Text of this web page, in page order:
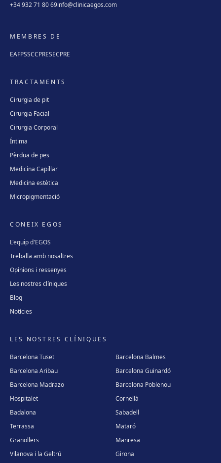
+34 932 71 80 69info@clinicaegos.com
MEMBRES DE
EAFPSSCCPRESECPRE
TRACTAMENTS
Cirurgia de pit
Cirurgia Facial
Cirurgia Corporal
Íntima
Pèrdua de pes
Medicina Capil·lar
Medicina estètica
Micropigmentació
CONEIX EGOS
L'equip d'EGOS
Treballa amb nosaltres
Opinions i ressenyes
Les nostres clíniques
Blog
Notícies
LES NOSTRES CLÍNIQUES
Barcelona Tuset
Barcelona Balmes
Barcelona Aribau
Barcelona Guinardó
Barcelona Madrazo
Barcelona Poblenou
Hospitalet
Cornellà
Badalona
Sabadell
Terrassa
Mataró
Granollers
Manresa
Vilanova i la Geltrú
Girona